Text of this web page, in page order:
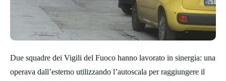
Due squadre dei Vigili del Fuoco hanno lavorato in sinergia: una
operava dall’esterno utilizzando l’autoscala per raggiungere il